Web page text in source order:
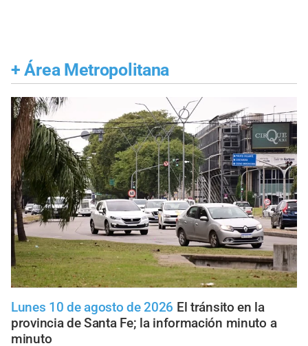
+ Área Metropolitana
Lunes 10 de agosto de 2026 El tránsito en la
provincia de Santa Fe; la información minuto a
minuto